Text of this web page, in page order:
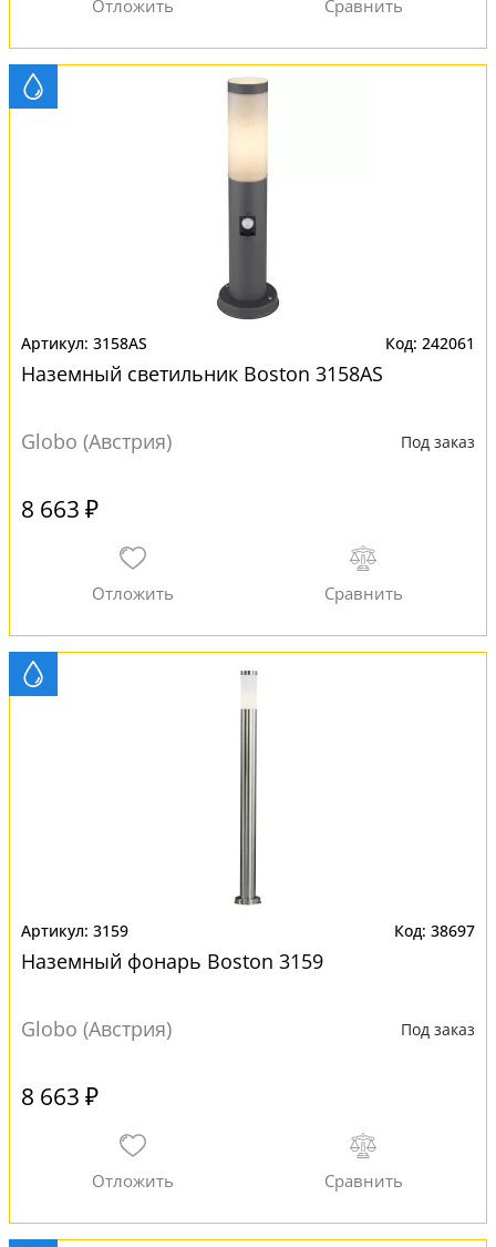
3158AS 242061
Наземный светильник Boston 3158AS
Globo (Австрия) Под заказ
8 663 ₽
3159 38697
Наземный фонарь Boston 3159
Globo (Австрия) Под заказ
8 663 ₽